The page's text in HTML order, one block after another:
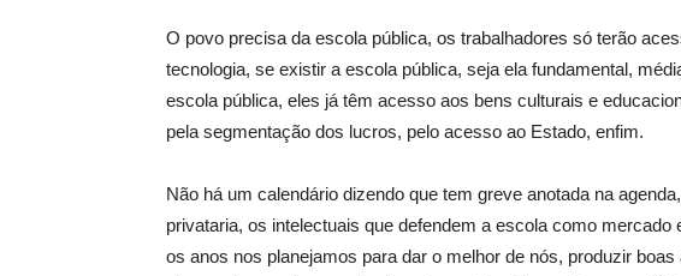
O povo precisa da escola pública, os trabalhadores só terão
tecnologia, se existir a escola pública, seja ela fundamental,
escola pública, eles já têm acesso aos bens culturais e
pela segmentação dos lucros, pelo acesso ao Estado, enfim.
Não há um calendário dizendo que tem greve anotada na
privataria, os intelectuais que defendem a escola como mercado
os anos nos planejamos para dar o melhor de nós, produzir